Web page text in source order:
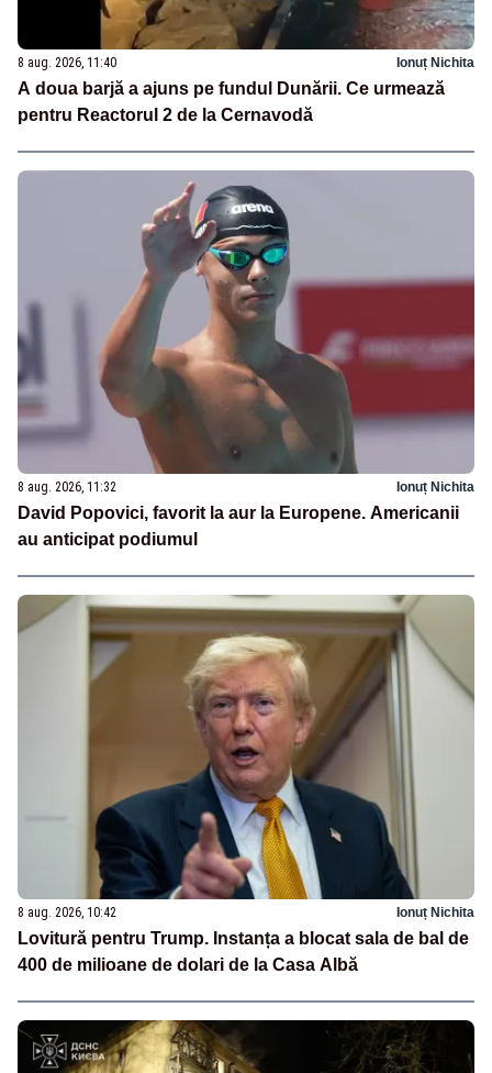
8 aug. 2026, 11:40 Ionuț Nichita
A doua barjă a ajuns pe fundul Dunării. Ce urmează
pentru Reactorul 2 de la Cernavodă
8 aug. 2026, 11:32 Ionuț Nichita
David Popovici, favorit la aur la Europene. Americanii
au anticipat podiumul
8 aug. 2026, 10:42 Ionuț Nichita
Lovitură pentru Trump. Instanța a blocat sala de bal de
400 de milioane de dolari de la Casa Albă